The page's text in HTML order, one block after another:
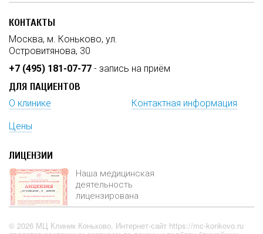
КОНТАКТЫ
Москва, м. Коньково, ул.
Островитянова, 30
+7 (495) 181-07-77 - запись на приём
ДЛЯ ПАЦИЕНТОВ
О клинике Контактная информация
Цены
ЛИЦЕНЗИИ
Наша медицинская
деятельность
лицензирована
© 2026 МЦ Клиник Коньково. Интернет-сайт https://mc-konkovo.ru